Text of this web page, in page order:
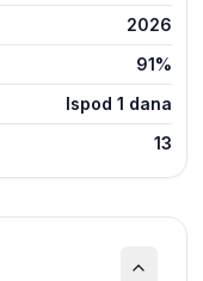
2026
91%
Ispod 1 dana
13